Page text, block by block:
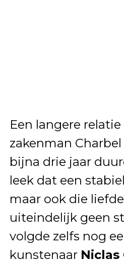
Een langere
zakenman
bijna drie jaar
leek dat een
maar ook die
uiteindelijk geen
volgde zelfs nog
kunstenaar Niclas